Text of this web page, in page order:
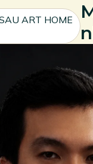
ART HOME